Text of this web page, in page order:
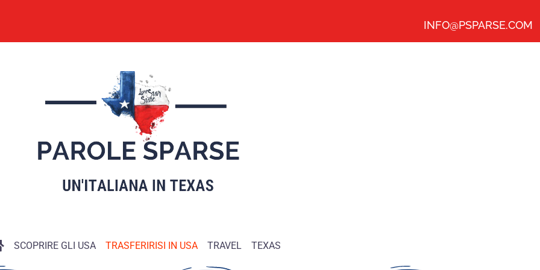
INFO@PSPARSE.COM
SCOPRIRE GLI USA TRASFERIRISI IN USA TRAVEL TEXAS